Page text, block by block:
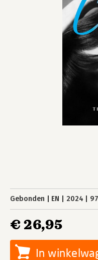
Gebonden EN 2024
€ 26,95
In